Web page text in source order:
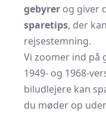
gebyrer og giver
sparetips, der
rejsestemning.
Vi zoomer ind på
1949- og 1968-
biludlejere kan
du møder op